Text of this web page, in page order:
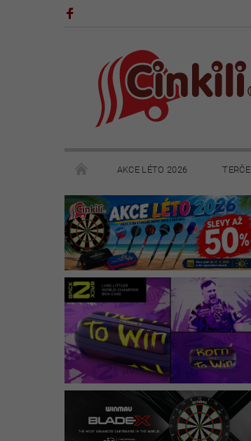
AKCE LÉTO 2026 TERČE
POHÁRY A TROFEJE VÝPRODEJ
KONTAKTY NAPIŠTE NÁM